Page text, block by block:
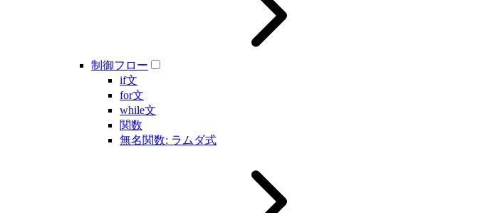
制御フロー
if文
for文
while文
関数
無名関数: ラムダ式